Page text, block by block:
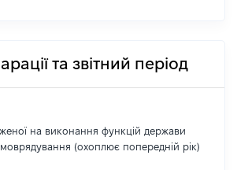
та звітний період
на виконання функцій держави
(охоплює попередній рік)